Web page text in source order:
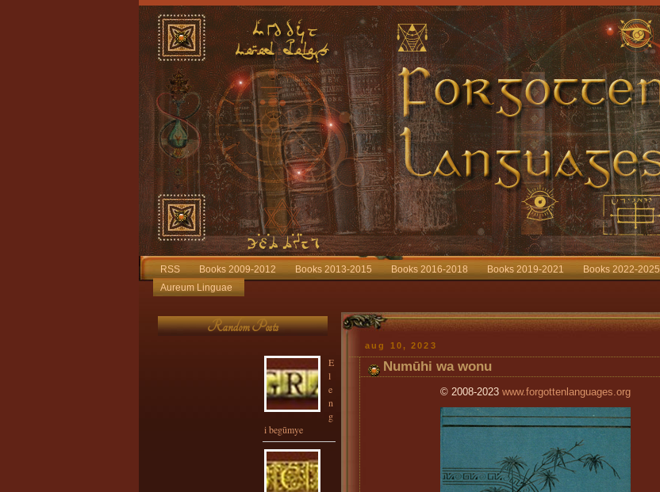
RSS Books 2009-2012 Books 2013-2015 Books 2016-2018 Books 2019-2021 Books 2022-2025
Aureum Linguae
Random Posts
E
l
e
n
g
i begūmye
aug 10, 2023
Numūhi wa wonu
© 2008-2023 www.forgottenlanguages.org